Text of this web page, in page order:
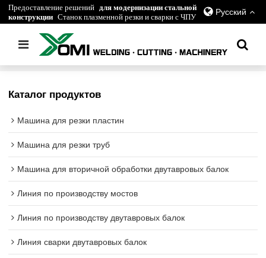
Предоставление решений для модернизации стальной
конструкции Станок плазменной резки и сварки с ЧПУ Русский
Главная / все / Регулируемый сварочный вращатель
Каталог продуктов
Машина для резки пластин
Машина для резки труб
Машина для вторичной обработки двутавровых балок
Линия по производству мостов
Линия по производству двутавровых балок
Линия сварки двутавровых балок